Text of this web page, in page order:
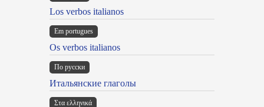
Los verbos italianos
Em portugues
Os verbos italianos
По русски
Итальянские глаголы
Στα ελληνικά